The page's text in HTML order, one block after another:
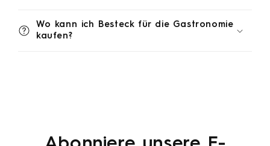
Wo kann ich Besteck für die Gastronomie
kaufen?